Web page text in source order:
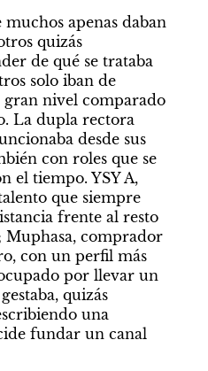
apenas daban
quizás
de qué se trataba
solo iban de
nivel comparado
La dupla rectora
desde sus
con roles que se
el tiempo. YSY A,
que siempre
frente al resto
Muphasa, comprador
con un perfil más
por llevar un
quizás
una
fundar un canal